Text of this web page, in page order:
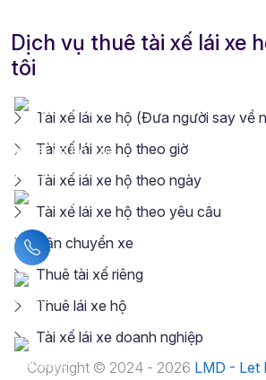
Dịch vụ thuê tài xế lái xe
tôi
Tài xế lái xe hộ (Đưa người say về
Tài xế lái xe hộ theo giờ
Tài xế lái xe hộ theo ngày
Tài xế lái xe hộ theo yêu cầu
Vận chuyển xe
Thuê tài xế riêng
Thuê lái xe hộ
Tài xế lái xe doanh nghiệp
Copyright © 2024 - 2026 LMD - Let
Liên hệ hotline